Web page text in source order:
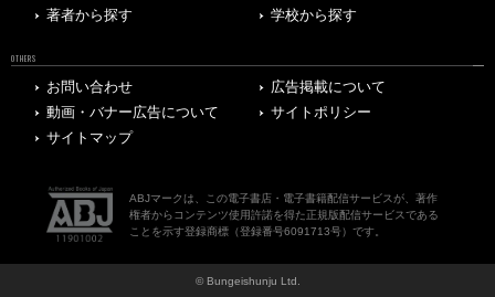
著者から探す
学校から探す
OTHERS
お問い合わせ
広告掲載について
動画・バナー広告について
サイトポリシー
サイトマップ
ABJマークは、この電子書店・電子書籍配信サービスが、著作
権者からコンテンツ使用許諾を得た正規版配信サービスである
ことを示す登録商標（登録番号6091713号）です。
© Bungeishunju Ltd.